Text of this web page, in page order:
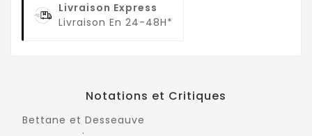
Livraison Express
Livraison En 24-48H*
Notations et Critiques
Bettane et Desseauve